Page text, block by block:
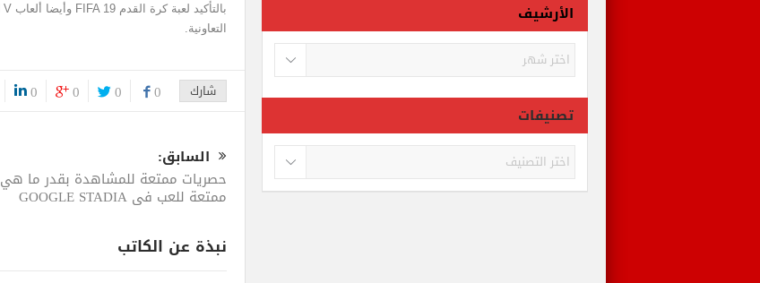
التعاونية.
شارك 0
0
0
0
السابق:
حصريات ممتعة للمشاهدة بقدر ما هي
ممتعة للعب في GOOGLE STADIA
نبذة عن الكاتب
الأرشيف
الأرشيف
تصنيفات
تصنيفات